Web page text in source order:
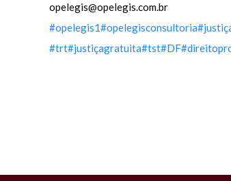
opelegis@opelegis.com.br
#opelegis1#opelegisconsultoria
#trt#justiçagratuita#tst#DF